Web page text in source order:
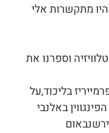
מתקשרות אלי
וספרנו את
בליכוד,על
באלנבי